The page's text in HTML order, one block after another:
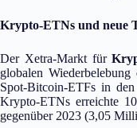
Krypto‑ETNs und neue
Der Xetra‑Markt für
globalen
Spot‑Bitcoin‑ETFs in
Krypto‑ETNs erreichte
gegenüber 2023 (3,05